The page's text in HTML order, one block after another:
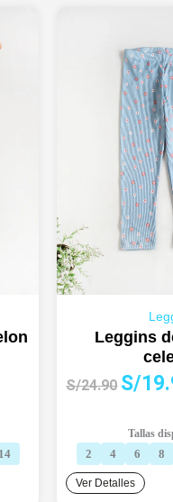
14
Leggins
S/24.90 El
era:
S/24.90.
S/
Tallas
2 4 6 8
Ver Detalles